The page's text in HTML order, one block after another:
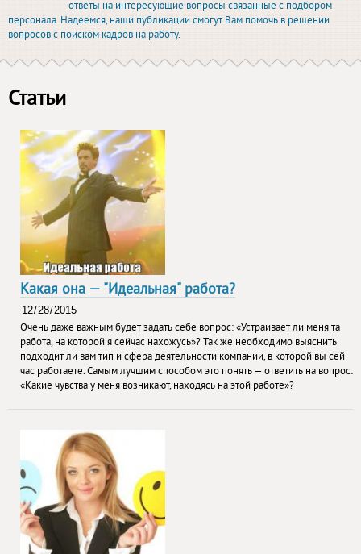
ответы на интересующие вопросы связанные с подбором
персонала. Надеемся, наши публикации смогут Вам помочь в решении
вопросов с поиском кадров на работу.
Статьи
Какая она — "Идеальная" работа?
Очень даже важным будет задать себе вопрос: «Устраивает ли меня та
работа, на которой я сейчас нахожусь»? Так же необходимо выяснить
подходит ли вам тип и сфера деятельности компании, в которой вы сей
час работаете. Самым лучшим способом это понять — ответить на вопрос:
«Какие чувства у меня возникают, находясь на этой работе»?